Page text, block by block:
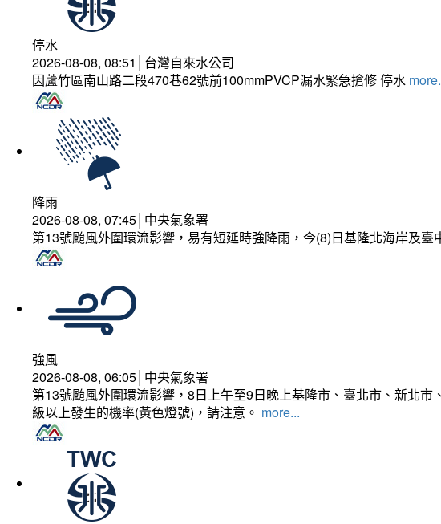
停水
2026-08-08, 08:51│台灣自來水公司
因蘆竹區南山路二段470巷62號前100mmPVCP漏水緊急搶修 停水
降雨
2026-08-08, 07:45│中央氣象署
第13號颱風外圍環流影響，易有短延時強降雨，今(8)日基隆北海岸及
強風
2026-08-08, 06:05│中央氣象署
第13號颱風外圍環流影響，8日上午至9日晚上基隆市、臺北市、新北
級以上發生的機率(黃色燈號)，請注意。 more...